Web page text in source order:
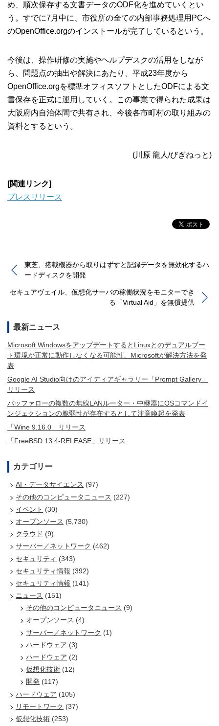
め、順次保存する文書データのODF化を進めていくとい
う。すでに7月中に、市役所の全ての内部事務処理用PCへ
のOpenOffice.orgのインストールが完了しているという。
今後は、操作研修の実施やヘルプデスクの活用をしなが
ら、問題点の抽出や解決にあたり、平成23年度から
OpenOffice.orgを標準オフィスソフトとしたODFによる文
書保存を正式に運用していく。この事業で得られた成果は
大阪府内自治体間で共有され、今後各市町村の取り組みの
資料とするという。
(川原 龍人/びぎねっと)
[関連リンク]
プレスリリース
東芝、搭載機器から取りはずすと記録データを無効化するハ
ードディスクを開発
セキュアヴェイル、仮想化サーバの稼働状況をモニターでき
る「Virtual Aid」を無償提供
最新ニュース
Microsoft WindowsをアップデートするとLinuxとのデュアルブー
ト環境が正常に動作しなくなる可能性、Microsoftが解決方法を発
表
Google AI Studio向けのアイディアギャラリー「Prompt Gallery」
リリース
バッファローの複数の無線LANルーター・中継器にOSコマンドイ
ンジェクションの脆弱性が存在するとして注意喚起を発表
「Wine 9.16.0」リリース
「FreeBSD 13.4-RELEASE」リリース
カテゴリー
AI・データサイエンス (97)
その他のコンピュータニュース (227)
イベント (30)
オープンソース (5,730)
クラウド (9)
サーバー／ネットワーク (462)
セキュリティ (343)
セキュリティ情報 (392)
セキュリティ情報 (141)
ニュース (151)
その他のコンピュータニュース (9)
オープンソース (4)
サーバー／ネットワーク (1)
ハードウェア (3)
ハードウェア (2)
仮想化技術 (12)
開発 (117)
ハードウェア (105)
リモートワーク (37)
仮想化技術 (253)